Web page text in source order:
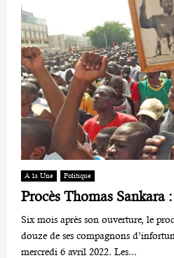
A la Une Politique
Procès Thomas Sankara
Six mois après son ouverture, le
douze de ses compagnons
mercredi 6 avril 2022. Les...